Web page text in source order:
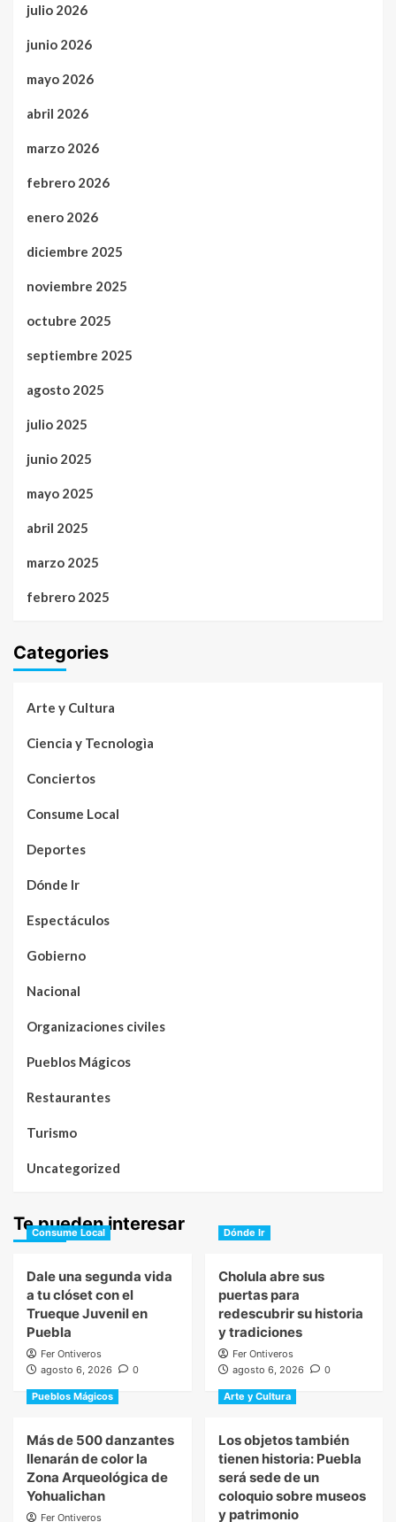
julio 2026
junio 2026
mayo 2026
abril 2026
marzo 2026
febrero 2026
enero 2026
diciembre 2025
noviembre 2025
octubre 2025
septiembre 2025
agosto 2025
julio 2025
junio 2025
mayo 2025
abril 2025
marzo 2025
febrero 2025
Categories
Arte y Cultura
Ciencia y Tecnologìa
Conciertos
Consume Local
Deportes
Dónde Ir
Espectáculos
Gobierno
Nacional
Organizaciones civiles
Pueblos Mágicos
Restaurantes
Turismo
Uncategorized
Te pueden interesar
Consume Local
Dale una segunda vida
a tu clóset con el
Trueque Juvenil en
Puebla
Fer Ontiveros
agosto 6, 2026
0
Dónde Ir
Cholula abre sus
puertas para
redescubrir su historia
y tradiciones
Fer Ontiveros
agosto 6, 2026
0
Pueblos Mágicos
Más de 500 danzantes
llenarán de color la
Zona Arqueológica de
Yohualichan
Fer Ontiveros
Arte y Cultura
Los objetos también
tienen historia: Puebla
será sede de un
coloquio sobre museos
y patrimonio